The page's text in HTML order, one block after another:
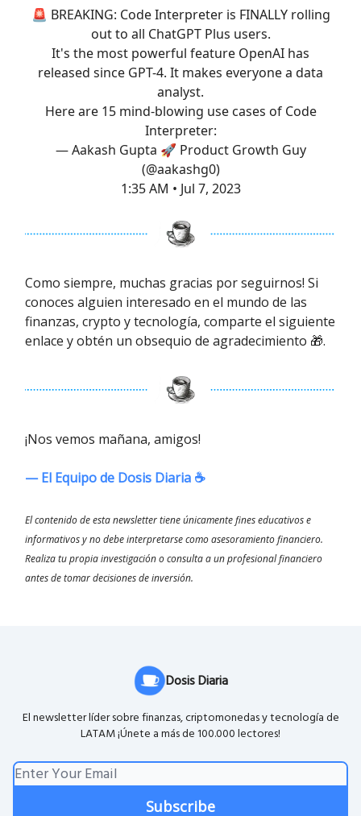
🚨 BREAKING: Code Interpreter is FINALLY rolling
out to all ChatGPT Plus users.
It's the most powerful feature OpenAI has
released since GPT-4. It makes everyone a data
analyst.
Here are 15 mind-blowing use cases of Code
Interpreter:
— Aakash Gupta 🚀 Product Growth Guy
(@aakashg0)
1:35 AM • Jul 7, 2023
Como siempre, muchas gracias por seguirnos! Si
conoces alguien interesado en el mundo de las
finanzas, crypto y tecnología, comparte el siguiente
enlace y obtén un obsequio de agradecimiento 🎁.
¡Nos vemos mañana, amigos!
— El Equipo de Dosis Diaria ☕️
El contenido de esta newsletter tiene únicamente fines educativos e
informativos y no debe interpretarse como asesoramiento financiero.
Realiza tu propia investigación o consulta a un profesional financiero
antes de tomar decisiones de inversión.
Dosis Diaria
El newsletter líder sobre finanzas, criptomonedas y tecnología de
LATAM ¡Únete a más de 100.000 lectores!